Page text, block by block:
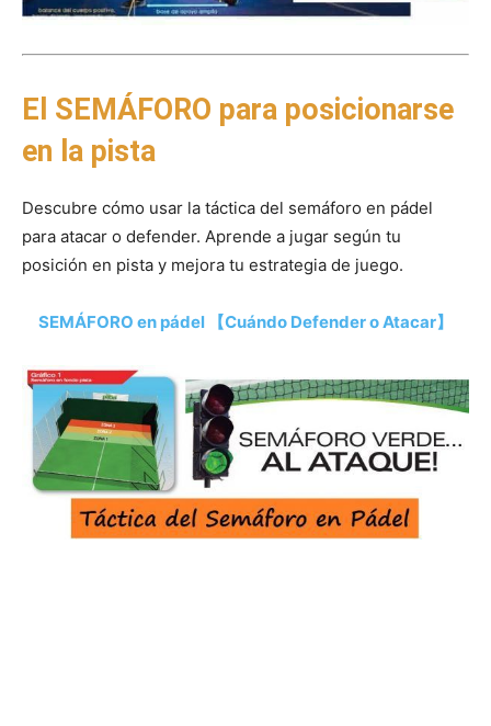
El SEMÁFORO para posicionarse
en la pista
Descubre cómo usar la táctica del semáforo en pádel
para atacar o defender. Aprende a jugar según tu
posición en pista y mejora tu estrategia de juego.
SEMÁFORO en pádel 【Cuándo Defender o Atacar】